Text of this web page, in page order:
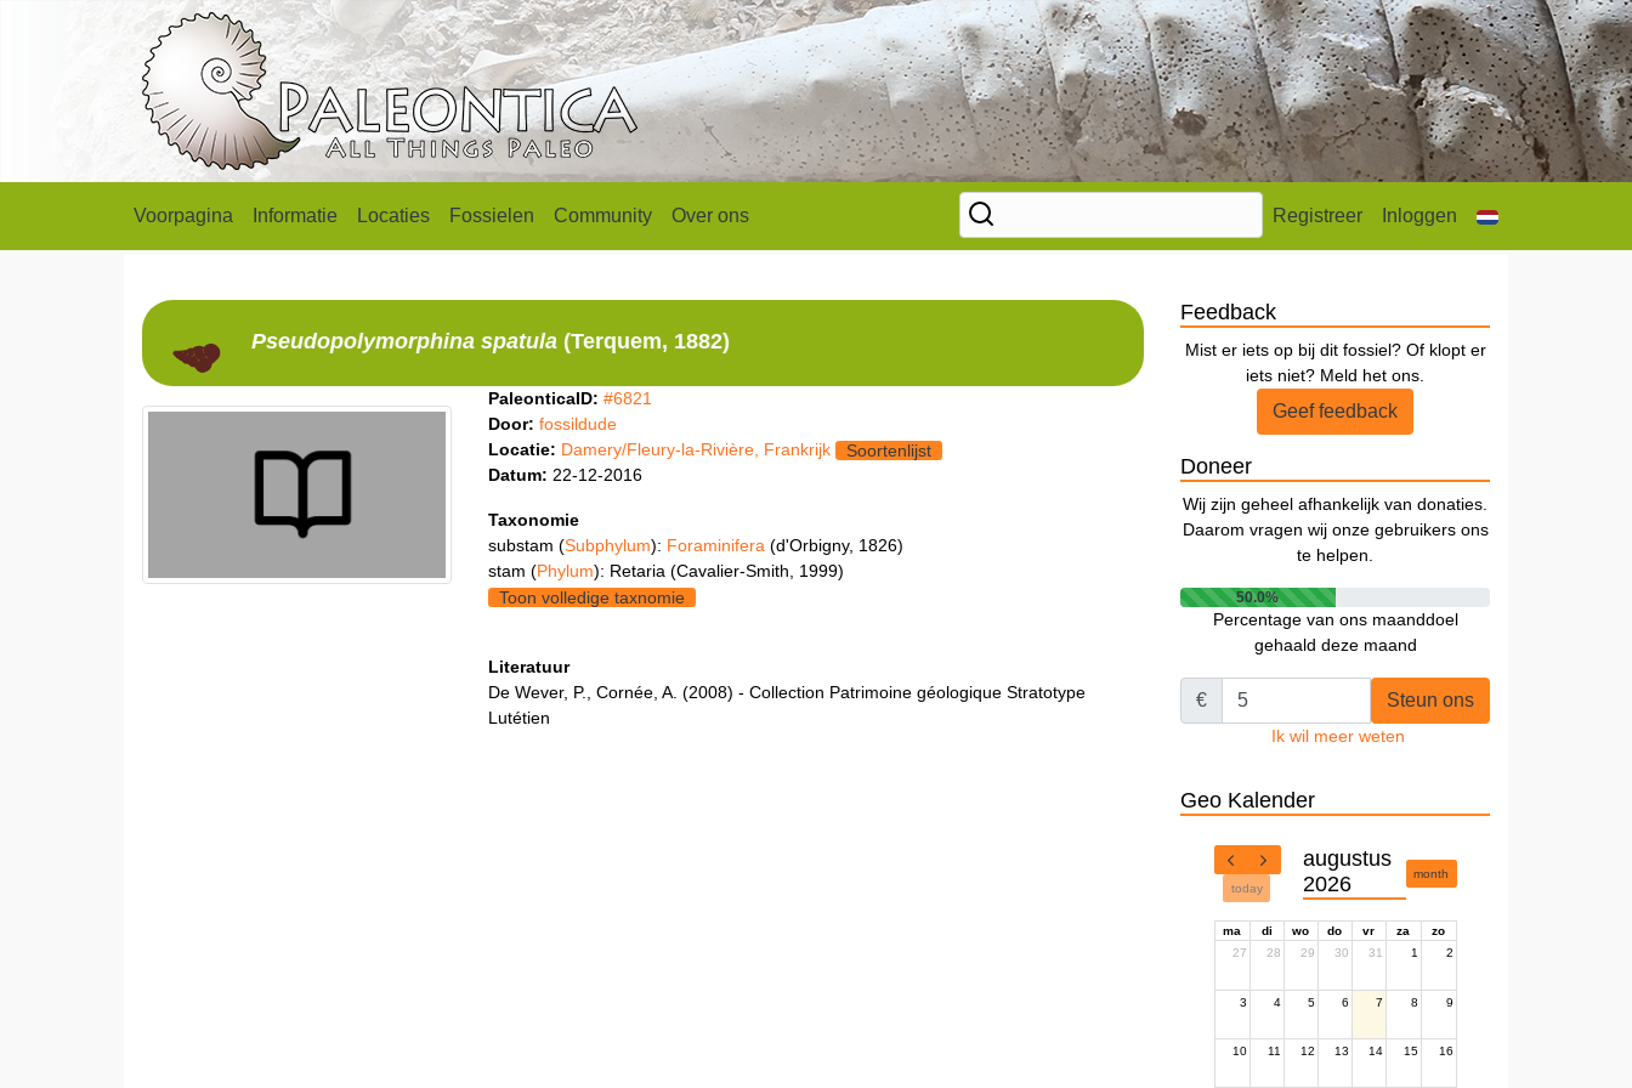
Voorpagina Informatie Locaties Fossielen Community Over ons Registreer Inloggen
Pseudopolymorphinaspatula (Terquem, 1882)
PaleonticaID: #6821
Door: fossildude
Locatie: Damery/Fleury-la-Rivière, Frankrijk
Soortenlijst
Datum: 22-12-2016
Taxonomie
substam (Subphylum): Foraminifera (d'Orbigny, 1826)
stam (Phylum): Retaria (Cavalier-Smith, 1999)
Toon volledige taxnomie
Literatuur
De Wever, P., Cornée, A. (2008) - Collection Patrimoine géologique Stratotype
Lutétien
Feedback
Mist er iets op bij dit fossiel? Of klopt er
iets niet? Meld het ons.
Geef feedback
Doneer
Wij zijn geheel afhankelijk van donaties.
Daarom vragen wij onze gebruikers ons
te helpen.
50.0%
Percentage van ons maanddoel
gehaald deze maand
€ Steun ons
Ik wil meer weten
Geo Kalender
today
augustus
2026
month
ma di wo do vr za
zo
27
28 29 30 31 1 2
3 4 5 6 7 8 9
10 11 12 13 14 15 16